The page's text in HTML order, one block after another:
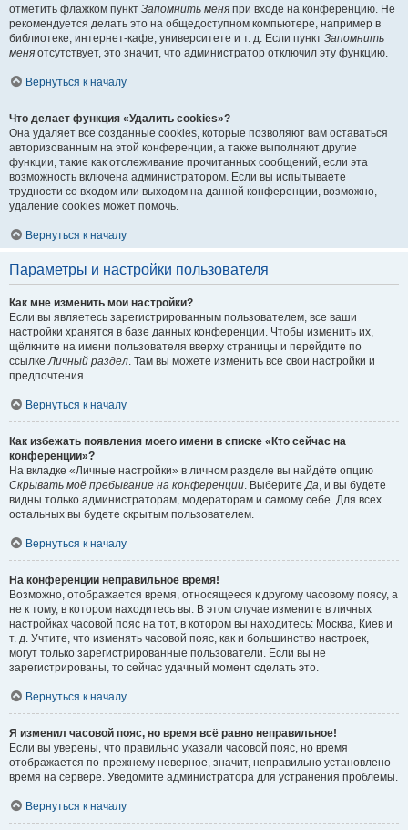
отметить флажком пункт Запомнить меня при входе на конференцию. Не
рекомендуется делать это на общедоступном компьютере, например в
библиотеке, интернет-кафе, университете и т. д. Если пункт Запомнить
меня отсутствует, это значит, что администратор отключил эту функцию.
Вернуться к началу
Что делает функция «Удалить cookies»?
Она удаляет все созданные cookies, которые позволяют вам оставаться
авторизованным на этой конференции, а также выполняют другие
функции, такие как отслеживание прочитанных сообщений, если эта
возможность включена администратором. Если вы испытываете
трудности со входом или выходом на данной конференции, возможно,
удаление cookies может помочь.
Вернуться к началу
Параметры и настройки пользователя
Как мне изменить мои настройки?
Если вы являетесь зарегистрированным пользователем, все ваши
настройки хранятся в базе данных конференции. Чтобы изменить их,
щёлкните на имени пользователя вверху страницы и перейдите по
ссылкеЛичный раздел. Там вы можете изменить все свои настройки и
предпочтения.
Вернуться к началу
Как избежать появления моего имени в списке «Кто сейчас на
конференции»?
На вкладке «Личные настройки» в личном разделе вы найдёте опцию
Скрывать моё пребывание на конференции. ВыберитеДа, и вы будете
видны только администраторам, модераторам и самому себе. Для всех
остальных вы будете скрытым пользователем.
Вернуться к началу
На конференции неправильное время!
Возможно, отображается время, относящееся к другому часовому поясу, а
не к тому, в котором находитесь вы. В этом случае измените в личных
настройках часовой пояс на тот, в котором вы находитесь: Москва, Киев и
т. д. Учтите, что изменять часовой пояс, как и большинство настроек,
могут только зарегистрированные пользователи. Если вы не
зарегистрированы, то сейчас удачный момент сделать это.
Вернуться к началу
Я изменил часовой пояс, но время всё равно неправильное!
Если вы уверены, что правильно указали часовой пояс, но время
отображается по-прежнему неверное, значит, неправильно установлено
время на сервере. Уведомите администратора для устранения проблемы.
Вернуться к началу